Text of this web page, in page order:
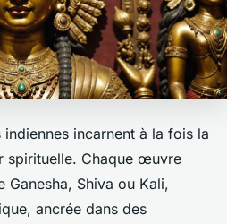
incarnent à la fois la
spirituelle. Chaque œuvre
Shiva ou Kali,
ancrée dans des